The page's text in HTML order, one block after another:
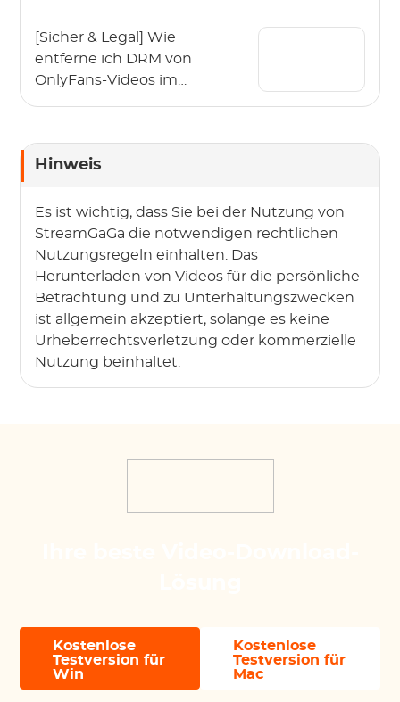
Binge)
[Sicher & Legal] Wie
entferne ich DRM von
OnlyFans-Videos im
Hinweis
Es ist wichtig, dass Sie bei der Nutzung von
StreamGaGa die notwendigen rechtlichen
Nutzungsregeln einhalten. Das
Herunterladen von Videos für die persönliche
Betrachtung und zu Unterhaltungszwecken
ist allgemein akzeptiert, solange es keine
Urheberrechtsverletzung oder kommerzielle
Nutzung beinhaltet.
Kostenlose
Testversion für
Win
Kostenlose
Testversion für
Mac